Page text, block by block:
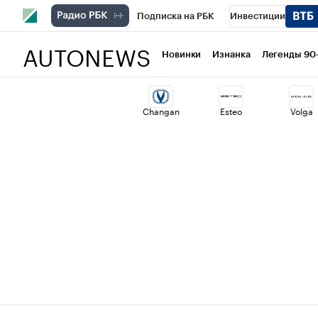
Подписка на РБК Инвестиции
Национальные проекты Город
Кредитные рейтинги Франшизы
AUTONEWS Новинки Изнанка Легенды
Changan Esteo Volga